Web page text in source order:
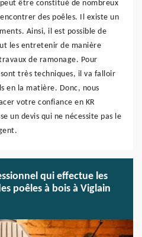
être constitué de nombreux
des poêles. Il existe un
Ainsi, il est possible de
les entretenir de manière
de ramonage. Pour
très techniques, il va falloir
en la matière. Donc, nous
votre confiance en KR
un devis qui ne nécessite pas le
qui effectue les
poêles à bois à Viglain